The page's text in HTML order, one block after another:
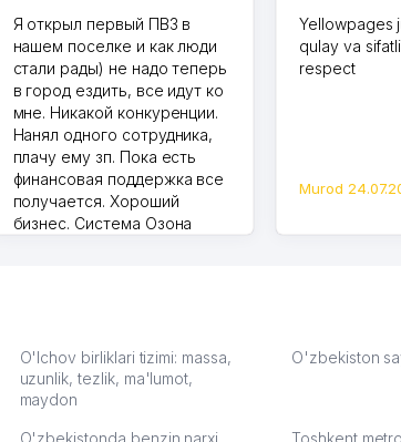
Я открыл первый ПВЗ в
нашем поселке и как люди
стали рады) не надо теперь
в город ездить, все идут ко
мне. Никакой конкуренции.
Нанял одного сотрудника,
плачу ему зп. Пока есть
финансовая поддержка все
получается. Хороший
бизнес. Система Озона
тут у нас уже есть ПВЗ.
Выгодное дело и
спокойное.
Yellowpages
qulay va
respect
Murod
O'lchov birliklari tizimi: massa,
uzunlik, tezlik, ma'lumot,
maydon
O'zbekiston
O'zbekistonda benzin narxi Toshkent